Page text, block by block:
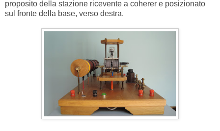
proposito della stazione ricevente a coherer e posizionato
sul fronte della base, verso destra.